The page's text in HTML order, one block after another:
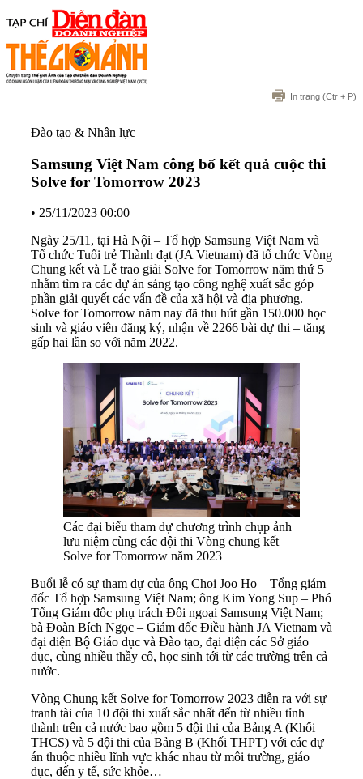
In trang (Ctr + P)
Đào tạo & Nhân lực
Samsung Việt Nam công bố kết quả cuộc thi
Solve for Tomorrow 2023
• 25/11/2023 00:00
Ngày 25/11, tại Hà Nội – Tổ hợp Samsung Việt Nam và
Tổ chức Tuổi trẻ Thành đạt (JA Vietnam) đã tổ chức Vòng
Chung kết và Lễ trao giải Solve for Tomorrow năm thứ 5
nhằm tìm ra các dự án sáng tạo công nghệ xuất sắc góp
phần giải quyết các vấn đề của xã hội và địa phương.
Solve for Tomorrow năm nay đã thu hút gần 150.000 học
sinh và giáo viên đăng ký, nhận về 2266 bài dự thi – tăng
gấp hai lần so với năm 2022.
Các đại biểu tham dự chương trình chụp ảnh
lưu niệm cùng các đội thi Vòng chung kết
Solve for Tomorrow năm 2023
Buổi lễ có sự tham dự của ông Choi Joo Ho – Tổng giám
đốc Tổ hợp Samsung Việt Nam; ông Kim Yong Sup – Phó
Tổng Giám đốc phụ trách Đối ngoại Samsung Việt Nam;
bà Đoàn Bích Ngọc – Giám đốc Điều hành JA Vietnam và
đại diện Bộ Giáo dục và Đào tạo, đại diện các Sở giáo
dục, cùng nhiều thầy cô, học sinh tới từ các trường trên cả
nước.
Vòng Chung kết Solve for Tomorrow 2023 diễn ra với sự
tranh tài của 10 đội thi xuất sắc nhất đến từ nhiều tỉnh
thành trên cả nước bao gồm 5 đội thi của Bảng A (Khối
THCS) và 5 đội thi của Bảng B (Khối THPT) với các dự
án thuộc nhiều lĩnh vực khác nhau từ môi trường, giáo
dục, đến y tế, sức khỏe…